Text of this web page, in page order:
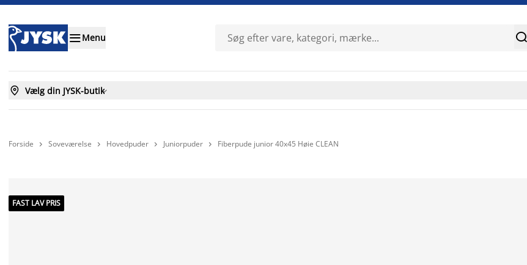
Menu 
 Vælg din JYSK-butik
Forside  Soveværelse  Hovedpuder  Juniorpuder  Fiberpude junior 40x45 Høie CLEAN
FAST LAV PRIS